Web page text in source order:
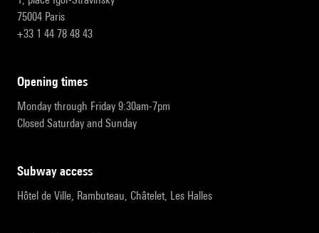
75004 Paris
+33 1 44 78 48 43
opening times
Monday through Friday 9:30am-7pm
Closed Saturday and Sunday
subway access
Hôtel de Ville, Rambuteau, Châtelet, Les Halles